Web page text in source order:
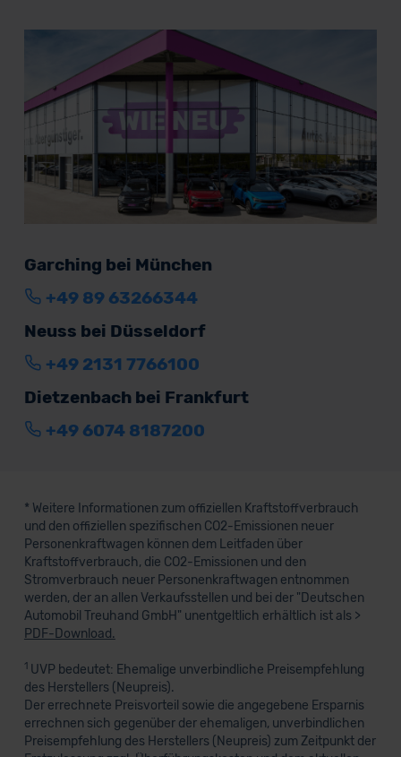
Garching bei München
+49 89 63266344
Neuss bei Düsseldorf
+49 2131 7766100
Dietzenbach bei Frankfurt
+49 6074 8187200
* Weitere Informationen zum offiziellen Kraftstoffverbrauch
und den offiziellen spezifischen CO2-Emissionen neuer
Personenkraftwagen können dem Leitfaden über
Kraftstoffverbrauch, die CO2-Emissionen und den
Stromverbrauch neuer Personenkraftwagen entnommen
werden, der an allen Verkaufsstellen und bei der "Deutschen
Automobil Treuhand GmbH" unentgeltlich erhältlich ist als >
PDF-Download.
1UVP bedeutet: Ehemalige unverbindliche Preisempfehlung
des Herstellers (Neupreis).
Der errechnete Preisvorteil sowie die angegebene Ersparnis
errechnen sich gegenüber der ehemaligen, unverbindlichen
Preisempfehlung des Herstellers (Neupreis) zum Zeitpunkt der